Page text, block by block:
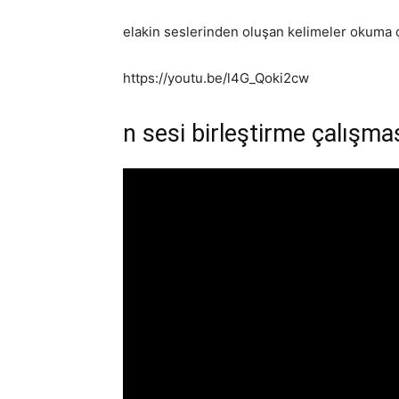
elakin seslerinden oluşan kelimeler okuma
https://youtu.be/l4G_Qoki2cw
n sesi birleştirme